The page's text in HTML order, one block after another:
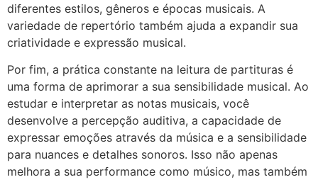
diferentes estilos, gêneros e épocas musicais. A
variedade de repertório também ajuda a expandir sua
criatividade e expressão musical.
Por fim, a prática constante na leitura de partituras é
uma forma de aprimorar a sua sensibilidade musical. Ao
estudar e interpretar as notas musicais, você
desenvolve a percepção auditiva, a capacidade de
expressar emoções através da música e a sensibilidade
para nuances e detalhes sonoros. Isso não apenas
melhora a sua performance como músico, mas também